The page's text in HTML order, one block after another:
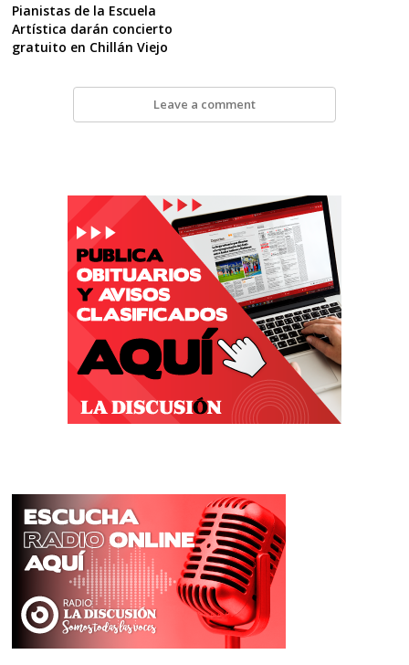
Pianistas de la Escuela
Artística darán concierto
gratuito en Chillán Viejo
Leave a comment